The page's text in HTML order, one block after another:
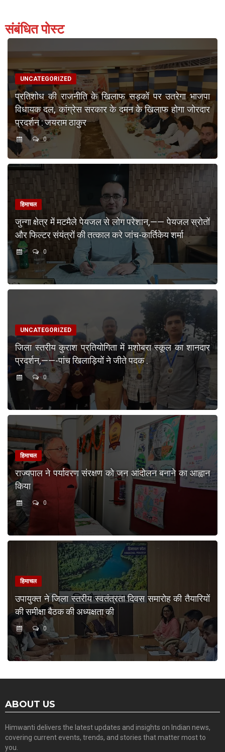
संबंधित पोस्ट
UNCATEGORIZED
प्रतिशोध की राजनीति के खिलाफ सड़कों पर उतरेगा भाजपा
विधायक दल, कांग्रेस सरकार के दमन के खिलाफ होगा जोरदार
प्रदर्शन : जयराम ठाकुर
0
हिमाचल
जुन्गा क्षेत्र में मटमैले पेयजल से लोग परेशान,—— पेयजल स्रोतों
और फिल्टर संयंत्रों की तत्काल करे जांच-कार्तिकेय शर्मा
0
UNCATEGORIZED
जिला स्तरीय कुराश प्रतियोगिता में मशोबरा स्कूल का शानदार
प्रदर्शन,——-पांच खिलाड़ियों ने जीते पदक .
0
हिमाचल
राज्यपाल ने पर्यावरण संरक्षण को जन आंदोलन बनाने का आह्वान
किया
0
हिमाचल
उपायुक्त ने जिला स्तरीय स्वतंत्रता दिवस समारोह की तैयारियों
की समीक्षा बैठक की अध्यक्षता की
0
ABOUT US
Himwanti delivers the latest updates and insights on Indian news,
covering current events, trends, and stories that matter most to
you.